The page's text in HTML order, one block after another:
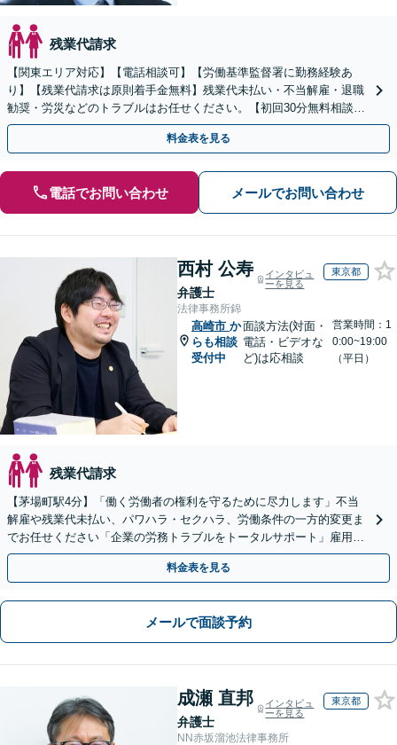
残業代請求
【関東エリア対応】【電話相談可】【労働基準監督署に勤務経験あ
り】【残業代請求は原則着手金無料】残業代未払い・不当解雇・退職
勧奨・労災などのトラブルはお任せください。【初回30分無料相談】
ご依頼後はLINE・メールなどでの対応も可能です。
料金表を見る
電話でお問い合わせ メールでお問い合わせ
西村 公寿
弁護士
インタビュ
ーを見る
東京都
法律事務所錦
高崎市 か
らも相談
受付中
面談方法(対面・
電話・ビデオな
ど)は応相談
営業時間：1
0:00~19:00
（平日）
残業代請求
【茅場町駅4分】「働く労働者の権利を守るために尽力します」不当
解雇や残業代未払い、パワハラ・セクハラ、労働条件の一方的変更ま
でお任せください「企業の労務トラブルをトータルサポート」雇用契
約書や就業規則のリーガルチェックなど
料金表を見る
メールで面談予約
成瀬 直邦
弁護士
インタビュ
ーを見る
東京都
NN赤坂溜池法律事務所